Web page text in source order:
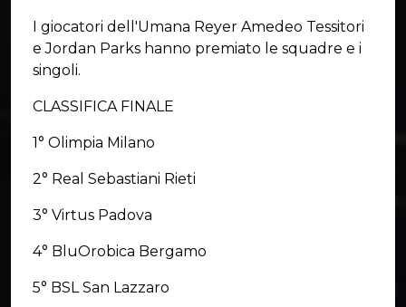
I giocatori dell'Umana Reyer Amedeo Tessitori
e Jordan Parks hanno premiato le squadre e i
singoli.
CLASSIFICA FINALE
1° Olimpia Milano
2° Real Sebastiani Rieti
3° Virtus Padova
4° BluOrobica Bergamo
5° BSL San Lazzaro